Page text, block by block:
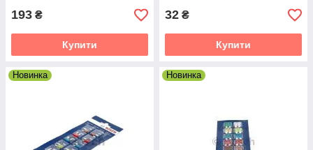
193 ₴
Купити
32 ₴
Купити
Новинка Новинка